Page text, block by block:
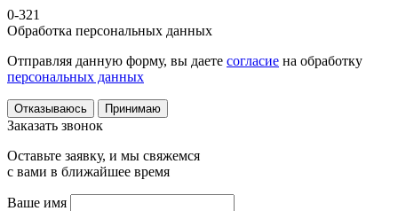
0-321
Обработка персональных данных
Отправляя данную форму, вы даете согласие на обработку
персональных данных
Отказываюсь Принимаю
Заказать звонок
Оставьте заявку, и мы свяжемся
с вами в ближайшее время
Ваше имя